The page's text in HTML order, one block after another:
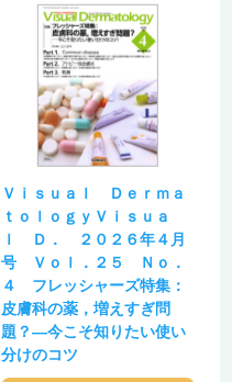
Ｖｉｓｕａｌ Ｄｅｒｍａ
ｔｏｌｏｇｙＶｉｓｕａ
ｌ Ｄ． ２０２６年４月
号 Ｖｏｌ．２５ Ｎｏ．
４ フレッシャーズ特集：
皮膚科の薬，増えすぎ問
題？―今こそ知りたい使い
分けのコツ